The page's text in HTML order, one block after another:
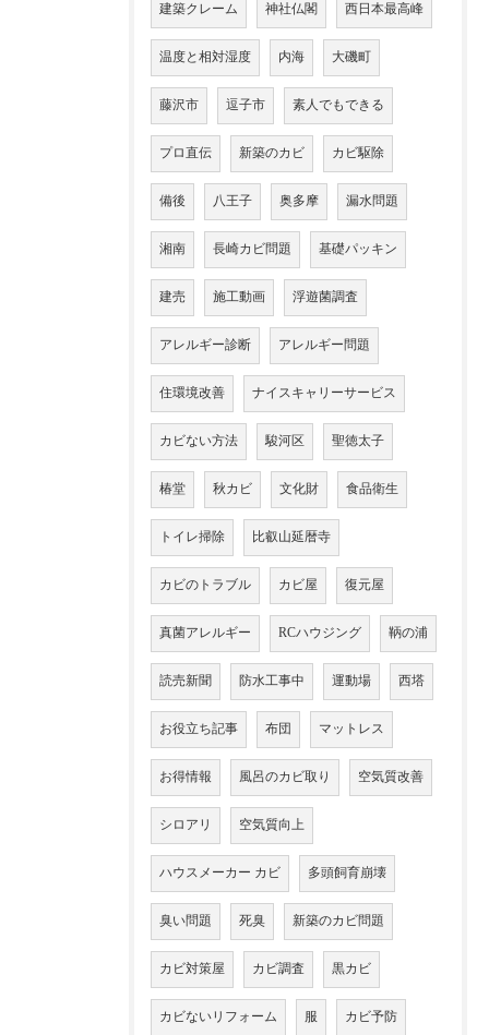
建築クレーム 神社仏閣 西日本最高峰
温度と相対湿度 内海 大磯町
藤沢市 逗子市 素人でもできる
プロ直伝 新築のカビ カビ駆除
備後 八王子 奥多摩 漏水問題
湘南 長崎カビ問題 基礎パッキン
建売 施工動画 浮遊菌調査
アレルギー診断 アレルギー問題
住環境改善 ナイスキャリーサービス
カビない方法 駿河区 聖徳太子
椿堂 秋カビ 文化財 食品衛生
トイレ掃除 比叡山延暦寺
カビのトラブル カビ屋 復元屋
真菌アレルギー RCハウジング 鞆の浦
読売新聞 防水工事中 運動場 西塔
お役立ち記事 布団 マットレス
お得情報 風呂のカビ取り 空気質改善
シロアリ 空気質向上
ハウスメーカー カビ 多頭飼育崩壊
臭い問題 死臭 新築のカビ問題
カビ対策屋 カビ調査 黒カビ
カビないリフォーム 服 カビ予防